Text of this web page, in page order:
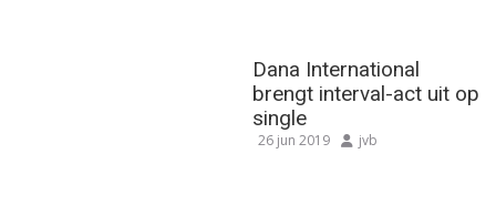
Dana International
brengt interval-act uit op
single
26 jun 2019 jvb